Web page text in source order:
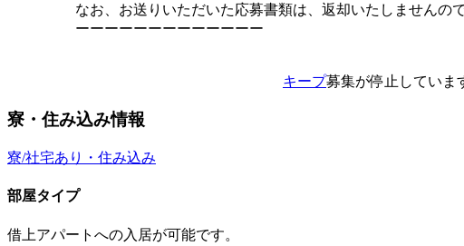
なお、お送りいただいた応募書類は、返却いたしませんの
ーーーーーーーーーーーーー
キープ募集が停止していま
寮・住み込み情報
寮/社宅あり・住み込み
部屋タイプ
借上アパートへの入居が可能です。